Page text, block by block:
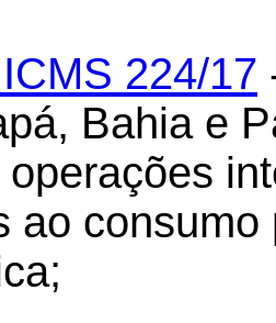
224/17
Bahia e
ao